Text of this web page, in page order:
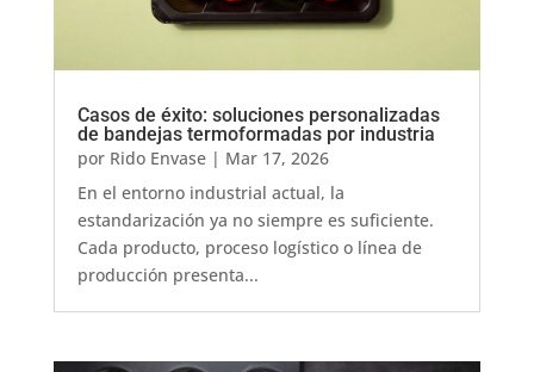
Casos de éxito: soluciones personalizadas
de bandejas termoformadas por industria
por Rido Envase| Mar 17, 2026
En el entorno industrial actual, la
estandarización ya no siempre es suficiente.
Cada producto, proceso logístico o línea de
producción presenta...